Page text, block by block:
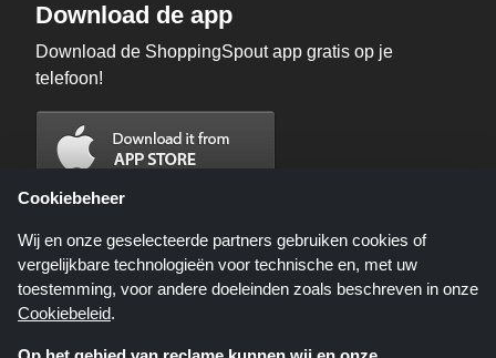
Download de app
Download de ShoppingSpout app gratis op je
telefoon!
Cookiebeheer
Wij en onze geselecteerde partners gebruiken cookies of
vergelijkbare technologieën voor technische en, met uw
toestemming, voor andere doeleinden zoals beschreven in onze
Cookiebeleid.